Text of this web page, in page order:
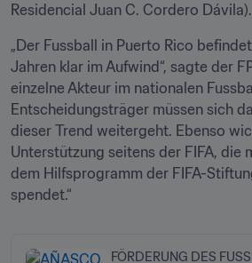
Residencial Juan C. Cordero Dávila).
„Der Fussball in Puerto Rico
Jahren klar im Aufwind“, sagte der
einzelne Akteur im nationalen
Entscheidungsträger müssen sich
dieser Trend weitergeht. Ebenso
Unterstützung seitens der FIFA, die
dem Hilfsprogramm der FIFA-
spendet.“
FÖRDERUNG DES